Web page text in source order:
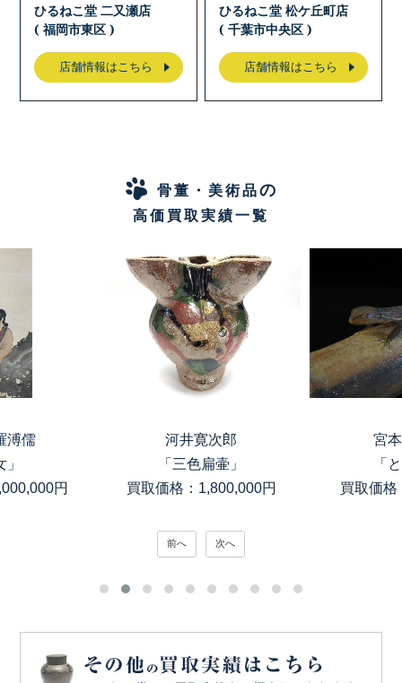
ひるねこ堂 二又瀬店
( 福岡市東区 )
店舗情報はこちら
ひるねこ堂 松ケ丘町店
( 千葉市中央区 )
店舗情報はこちら
骨董・美術品の
高価買取実績一覧
溥儒
円
河井寛次郎
「三色扁壷」
買取価格：1,800,000円
宮
「
買取価格
前へ 次へ